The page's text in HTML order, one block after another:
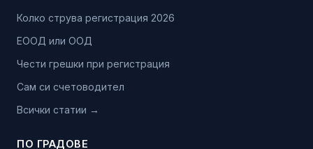
Колко струва регистрация 2026
ЕООД или ООД
Чести грешки при регистрация
Сам си счетоводител
Всички статии →
ПО ГРАДОВЕ